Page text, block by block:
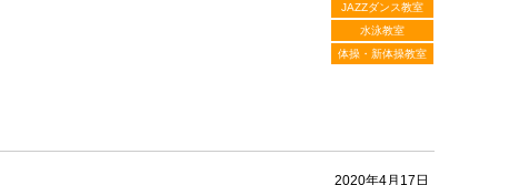
JAZZダンス教室
水泳教室
体操・新体操教室
2020年4月17日